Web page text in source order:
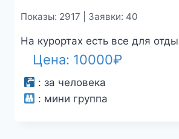
Показы: 2917 | Заявки: 40
На курортах есть все для
Цена: 10000₽
: за человека
: мини группа